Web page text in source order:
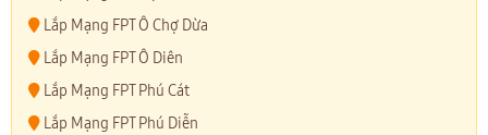
Lắp Mạng FPT Ô Chợ Dừa
Lắp Mạng FPT Ô Diên
Lắp Mạng FPT Phú Cát
Lắp Mạng FPT Phú Diễn